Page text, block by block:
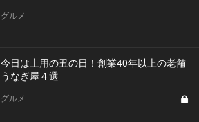
グルメ
今日は土用の丑の日！創業40年以上の老舗
うなぎ屋４選
グルメ